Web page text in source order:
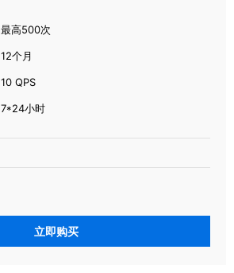
最高500次
12个月
10 QPS
7*24小时
立即购买